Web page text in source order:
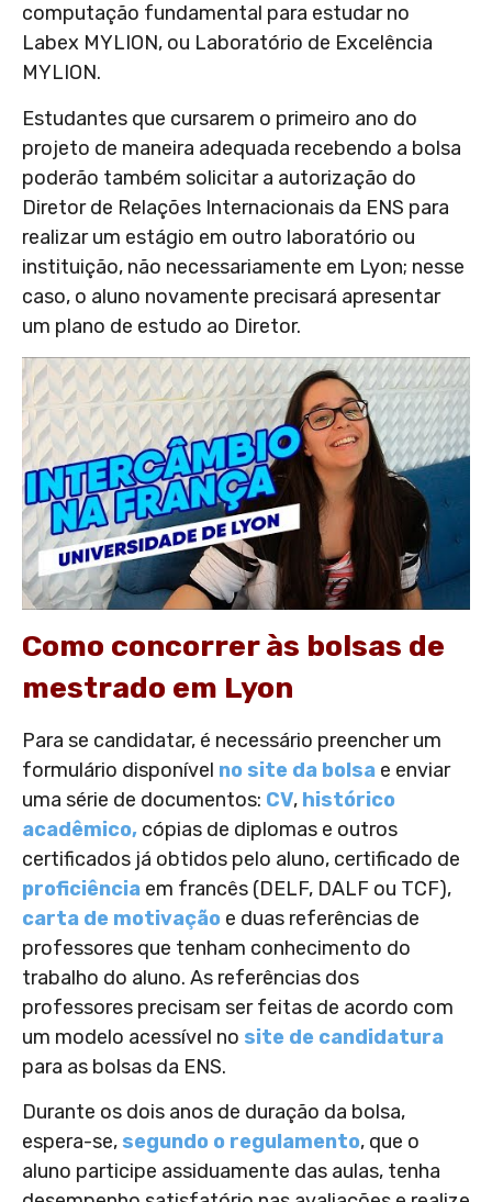
computação fundamental para estudar no
Labex MYLION, ou Laboratório de Excelência
MYLION.
Estudantes que cursarem o primeiro ano do
projeto de maneira adequada recebendo a bolsa
poderão também solicitar a autorização do
Diretor de Relações Internacionais da ENS para
realizar um estágio em outro laboratório ou
instituição, não necessariamente em Lyon; nesse
caso, o aluno novamente precisará apresentar
um plano de estudo ao Diretor.
Como concorrer às bolsas de
mestrado em Lyon
Para se candidatar, é necessário preencher um
formulário disponível no site da bolsa e enviar
uma série de documentos: CV, histórico
acadêmico, cópias de diplomas e outros
certificados já obtidos pelo aluno, certificado de
proficiência em francês (DELF, DALF ou TCF),
carta de motivação e duas referências de
professores que tenham conhecimento do
trabalho do aluno. As referências dos
professores precisam ser feitas de acordo com
um modelo acessível no site de candidatura
para as bolsas da ENS.
Durante os dois anos de duração da bolsa,
espera-se, segundo o regulamento, que o
aluno participe assiduamente das aulas, tenha